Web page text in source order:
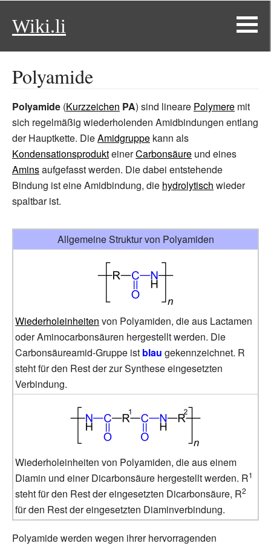
Wiki.li
Polyamide
Polyamide (Kurzzeichen PA) sind lineare Polymere mit
sich regelmäßig wiederholenden Amidbindungen entlang
der Hauptkette. DieAmidgruppe kann als
KondensationsprodukteinerCarbonsäure und eines
Aminsaufgefasst werden. Die dabei entstehende
Bindung ist eine Amidbindung, die hydrolytisch wieder
spaltbar ist.
Allgemeine Struktur von Polyamiden
Wiederholeinheiten von Polyamiden, die aus Lactamen
oder Aminocarbonsäuren hergestellt werden. Die
Carbonsäureamid-Gruppe ist blau gekennzeichnet. R
steht für den Rest der zur Synthese eingesetzten
Verbindung.
Wiederholeinheiten von Polyamiden, die aus einem
Diamin und einer Dicarbonsäure hergestellt werden. R1
steht für den Rest der eingesetzten Dicarbonsäure, R2
für den Rest der eingesetzten Diaminverbindung.
Polyamide werden wegen ihrer hervorragenden